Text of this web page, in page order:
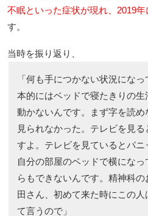
不眠といった症状が現れ、2019
す。
当時を振り返り、
「何も手につかない状況にな
本的にはベッドで寝たきりの
動かないんです。まず字を読
見られなかった。テレビを見
すよ。テレビを見ているとパニ
自分の部屋のベッドで横にな
らもできないんです。精神科
田さん、初めて来た時にこの
て言うので」